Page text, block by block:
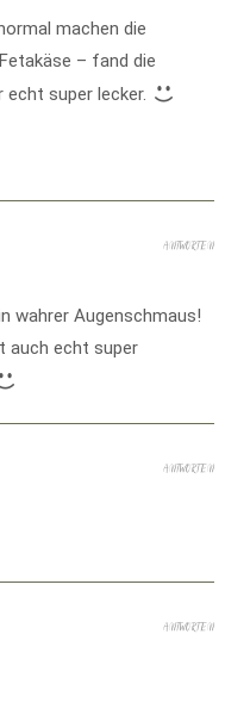
machen die
– fand die
super lecker.
wahrer Augenschmaus!
auch echt super
ANTWORTEN
ANTWORTEN
ANTWORTEN